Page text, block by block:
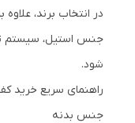
در انتخاب برند،
جنس استیل، سیستم
شود.
راهنمای سریع خرید
جنس بدنه